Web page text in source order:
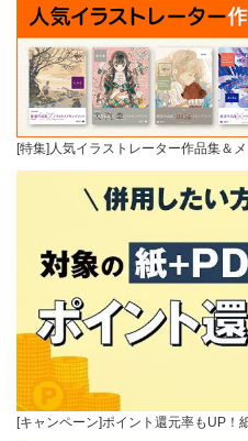
[特集]人気イラストレーター作品集＆メ
[キャンペーン]ポイント還元率もUP